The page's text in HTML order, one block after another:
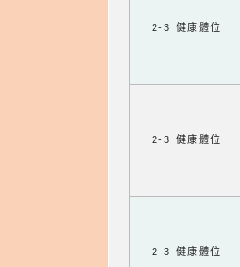
2-3 健康體位
2-3 健康體位
2-3 健康體位